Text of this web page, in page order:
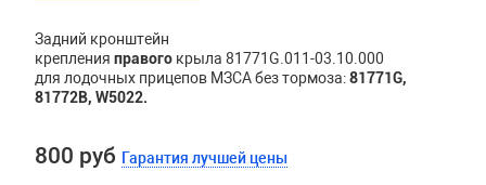
Задний кронштейн
крепления правого крыла 81771G.011-03.10.000
для лодочных прицепов МЗСА без тормоза:81771G,
81772B, W5022.
800 руб Гарантия лучшей цены